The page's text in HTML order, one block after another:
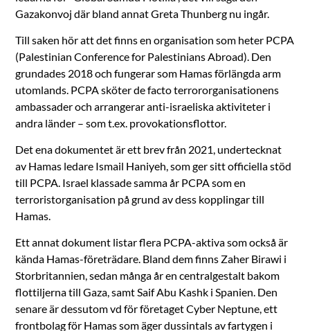
Gazakonvoj där bland annat Greta Thunberg nu ingår.
Till saken hör att det finns en organisation som heter PCPA
(Palestinian Conference for Palestinians Abroad). Den
grundades 2018 och fungerar som Hamas förlängda arm
utomlands. PCPA sköter de facto terrororganisationens
ambassader och arrangerar anti-israeliska aktiviteter i
andra länder – som t.ex. provokationsflottor.
Det ena dokumentet är ett brev från 2021, undertecknat
av Hamas ledare Ismail Haniyeh, som ger sitt officiella stöd
till PCPA. Israel klassade samma år PCPA som en
terroristorganisation på grund av dess kopplingar till
Hamas.
Ett annat dokument listar flera PCPA-aktiva som också är
kända Hamas-företrädare. Bland dem finns Zaher Birawi i
Storbritannien, sedan många år en centralgestalt bakom
flottiljerna till Gaza, samt Saif Abu Kashk i Spanien. Den
senare är dessutom vd för företaget Cyber Neptune, ett
frontbolag för Hamas som äger dussintals av fartygen i